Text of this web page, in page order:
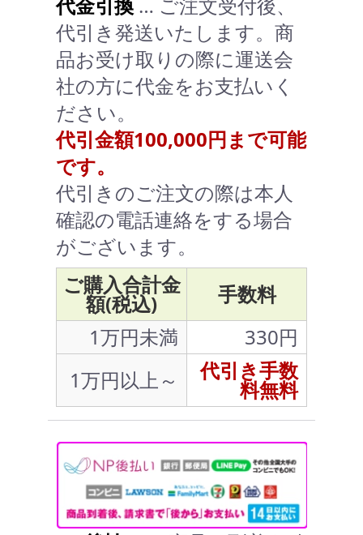
代引き発送いたします。商
品お受け取りの際に運送会
社の方に代金をお支払いく
ださい。
代引金額100,000円まで可能
です。
代引きのご注文の際は本人
確認の電話連絡をする場合
がございます。
ご購入合計金
額(税込)
手数料
1万円未満
330円
1万円以上～
代引き手数
料無料